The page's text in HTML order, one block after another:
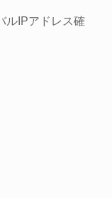
ルIPアドレス確